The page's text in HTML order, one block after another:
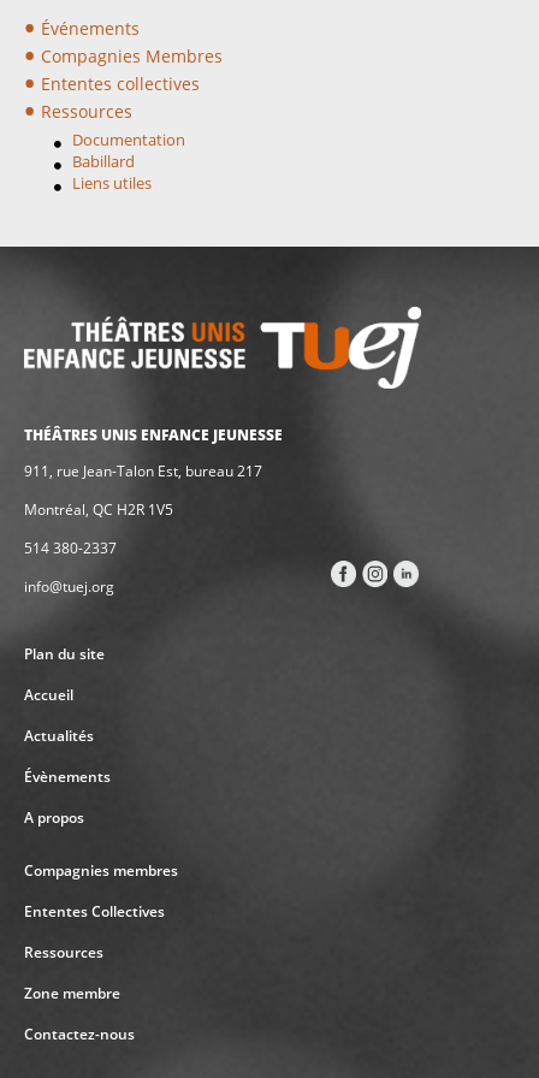
Événements
Compagnies Membres
Ententes collectives
Ressources
Documentation
Babillard
Liens utiles
THÉÂTRES UNIS ENFANCE JEUNESSE
911, rue Jean-Talon Est, bureau 217
Montréal, QC H2R 1V5
514 380-2337
info@tuej.org
Plan du site
Accueil
Actualités
Évènements
A propos
Compagnies membres
Ententes Collectives
Ressources
Zone membre
Contactez-nous